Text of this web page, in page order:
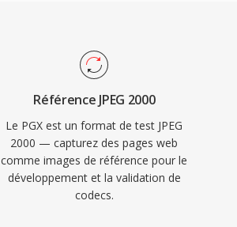
Référence JPEG 2000
Le PGX est un format de test JPEG
2000 — capturez des pages web
comme images de référence pour le
développement et la validation de
codecs.